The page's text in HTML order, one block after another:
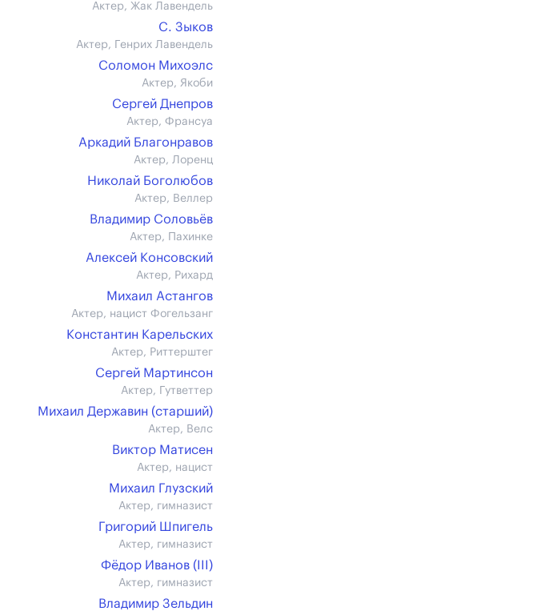
Актер, Жак Лавендель
С. Зыков
Актер, Генрих Лавендель
Соломон Михоэлс
Актер, Якоби
Сергей Днепров
Актер, Франсуа
Аркадий Благонравов
Актер, Лоренц
Николай Боголюбов
Актер, Веллер
Владимир Соловьёв
Актер, Пахинке
Алексей Консовский
Актер, Рихард
Михаил Астангов
Актер, нацист Фогельзанг
Константин Карельских
Актер, Риттерштег
Сергей Мартинсон
Актер, Гутветтер
Михаил Державин (старший)
Актер, Велс
Виктор Матисен
Актер, нацист
Михаил Глузский
Актер, гимназист
Григорий Шпигель
Актер, гимназист
Фёдор Иванов (III)
Актер, гимназист
Владимир Зельдин